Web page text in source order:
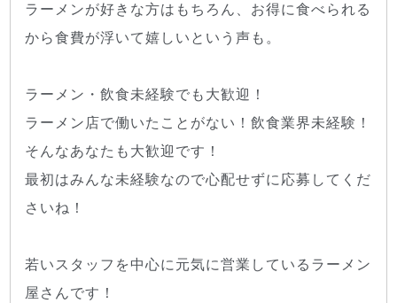
ラーメンが好きな方はもちろん、お得に食べられる
から食費が浮いて嬉しいという声も。
ラーメン・飲食未経験でも大歓迎！
ラーメン店で働いたことがない！飲食業界未経験！
そんなあなたも大歓迎です！
最初はみんな未経験なので心配せずに応募してくだ
さいね！
若いスタッフを中心に元気に営業しているラーメン
屋さんです！